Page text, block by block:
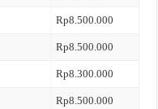
Rp8.500.000
Rp8.500.000
Rp8.300.000
Rp8.500.000